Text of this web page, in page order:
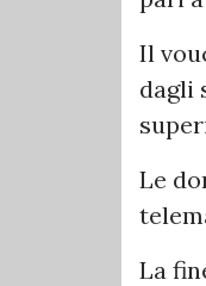
Il
dagli
Le
La